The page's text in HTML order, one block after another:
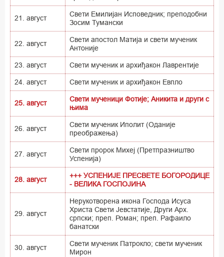
21. август
Свети Емилијан Исповедник; преподобни
Зосим Тумански
22. август
Свети апостол Матија и свети мученик
Антоније
23. август Свети мученик и архиђакон Лаврентије
24. август Свети мученик и архиђакон Евпло
25. август
Свети мученици Фотије; Аникита и други с
њима
26. август
Свети мученик Иполит (Оданије
преображења)
27. август
Свети пророк Михеј (Претпразништво
Успенија)
28. август
+++ УСПЕНИЈЕ ПРЕСВЕТЕ БОГОРОДИЦЕ
- ВЕЛИКА ГОСПОЈИНА
29. август
Нерукотворена икона Господа Исуса
Христа Свети Јевстатије, Други Арх.
српски; преп. Роман; преп. Рафаило
банатски
30. август
Свети мученик Патрокло; свети мученик
Мирон